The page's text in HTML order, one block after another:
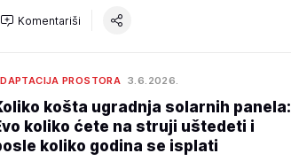
Komentariši
PROSTORA 3.6.2026.
košta ugradnja solarnih panela:
koliko ćete na struji uštedeti i
koliko godina se isplati